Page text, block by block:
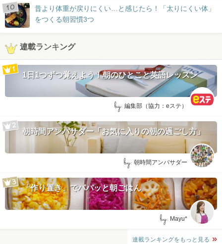
昔より体重が戻りにくい…と感じたら！「太りにくい体」
をつくる朝習慣3つ
連載ランキング
1日1つずつ覚えよう！朝のひとこと英語レッスン
by: 編集部（協力：eステ）
朝時間アンバサダー「お気に入りの朝の過ごし方」
by: 朝時間アンバサダー
「作り置き」でパパッと朝ごはん
by: Mayu*
連載ランキングをもっと見る